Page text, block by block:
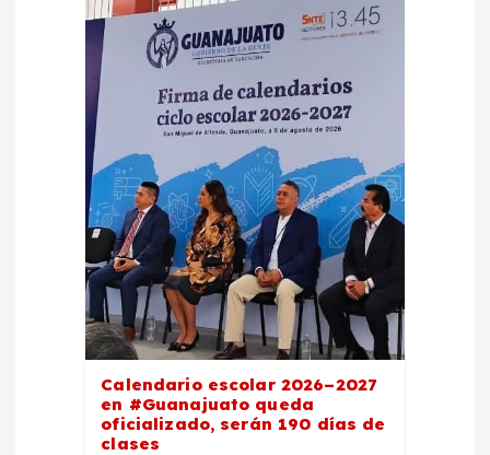
Calendario escolar 2026–2027
en #Guanajuato queda
oficializado, serán 190 días de
clases